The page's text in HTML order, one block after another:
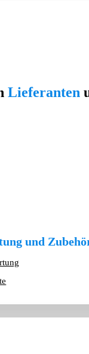
Lieferanten
und